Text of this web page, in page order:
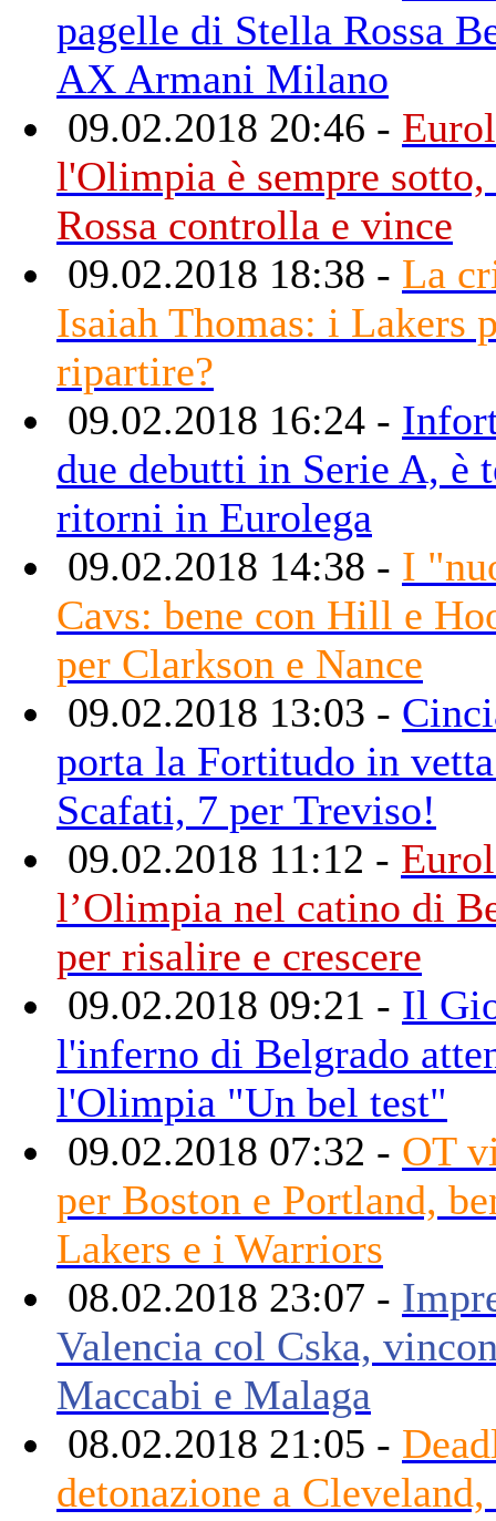
pagelle di Stella Rossa
AX Armani Milano
09.02.2018 20:46 -
l'Olimpia è sempre
Rossa controlla e vince
09.02.2018 18:38 - La
Isaiah Thomas: i Lakers
ripartire?
09.02.2018 16:24 -
due debutti in Serie A, è
ritorni in Eurolega
09.02.2018 14:38 - I
Cavs: bene con Hill e
per Clarkson e Nance
09.02.2018 13:03 -
porta la Fortitudo in
Scafati, 7 per Treviso!
09.02.2018 11:12 -
l’Olimpia nel catino di
per risalire e crescere
09.02.2018 09:21 - Il
l'inferno di Belgrado
l'Olimpia "Un bel test"
09.02.2018 07:32 - OT
per Boston e Portland,
Lakers e i Warriors
08.02.2018 23:07 -
Valencia col Cska,
Maccabi e Malaga
08.02.2018 21:05 -
detonazione a